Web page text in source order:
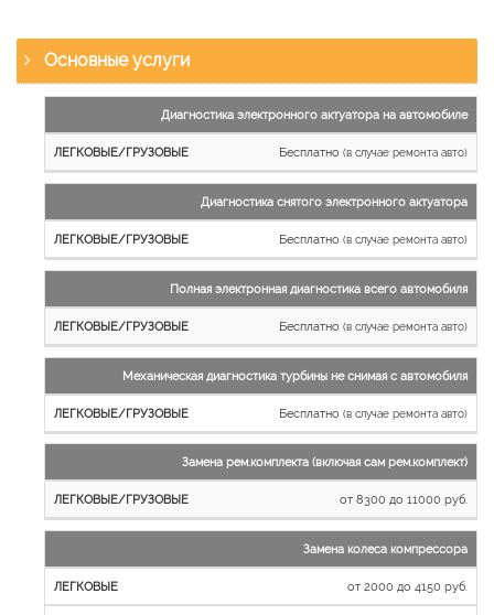
Основные услуги
работы
Легковые
и
Грузовые
автомобили
Диагностика электронного актуатора на автомобиле
Бесплатно (в случае ремонта авто)
Диагностика снятого электронного актуатора
Бесплатно (в случае ремонта авто)
Полная электронная диагностика всего автомобиля
Бесплатно (в случае ремонта авто)
Механическая диагностика турбины не снимая с автомобиля
Бесплатно (в случае ремонта авто)
Замена рем.комплекта (включая сам рем.комплект)
от 8300 до 11000 руб.
Замена колеса компрессора
от 2000 до 4150 руб.